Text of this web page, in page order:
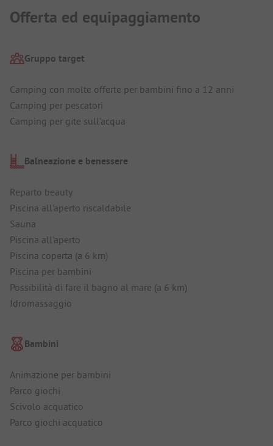
Offerta ed equipaggiamento
Gruppo target
Camping con molte offerte per bambini fino a 12 anni
Camping per pescatori
Camping per gite sull'acqua
Balneazione e benessere
Reparto beauty
Piscina all'aperto riscaldabile
Sauna
Piscina all'aperto
Piscina coperta (a 6 km)
Piscina per bambini
Possibilità di fare il bagno al mare (a 6 km)
Idromassaggio
Bambini
Animazione per bambini
Parco giochi
Scivolo acquatico
Parco giochi acquatico